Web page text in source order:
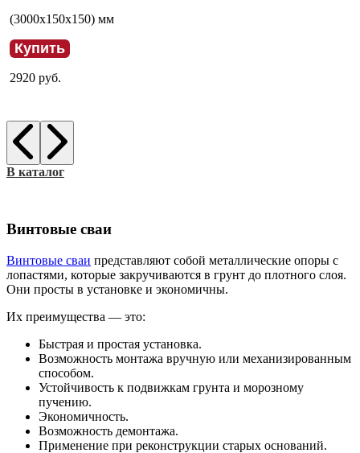
(3000x150x150) мм
Купить
2920 руб.
В каталог
Винтовые сваи
Винтовые сваи представляют собой металлические опоры с
лопастями, которые закручиваются в грунт до плотного слоя.
Они просты в установке и экономичны.
Их преимущества — это:
Быстрая и простая установка.
Возможность монтажа вручную или механизированным
способом.
Устойчивость к подвижкам грунта и морозному
пучению.
Экономичность.
Возможность демонтажа.
Применение при реконструкции старых оснований.